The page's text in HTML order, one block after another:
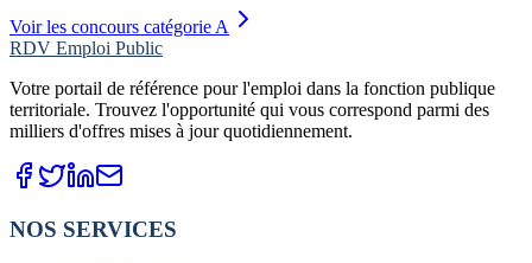
Voir les concours catégorie A
RDV Emploi Public
Votre portail de référence pour l'emploi dans la fonction publique
territoriale. Trouvez l'opportunité qui vous correspond parmi des
milliers d'offres mises à jour quotidiennement.
NOS SERVICES